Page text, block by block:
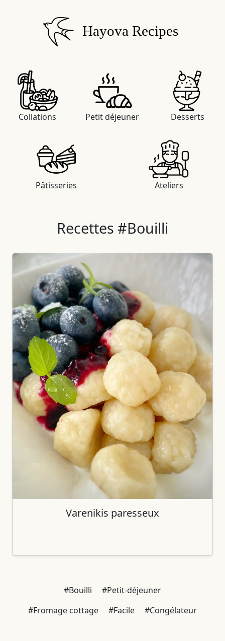
Hayova Recipes
Collations Petit déjeuner Desserts
Pâtisseries Ateliers
Recettes #Bouilli
Varenikis paresseux
#Bouilli
#Petit-déjeuner
#Fromage cottage
#Facile #Congélateur